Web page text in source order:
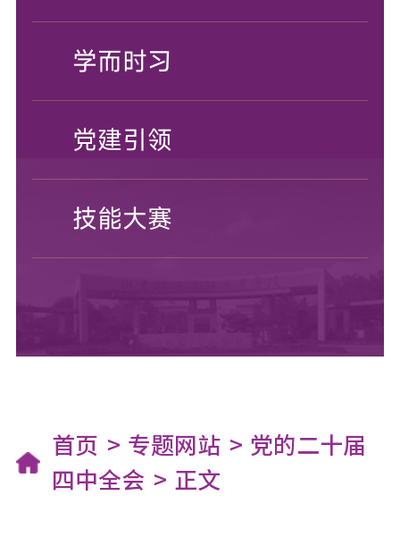
学而时习
党建引领
技能大赛
首页 专题网站
党的二十届
四中全会
正文